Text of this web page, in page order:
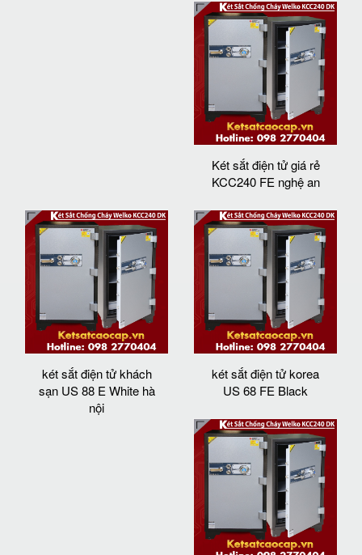
Két sắt điện tử giá rẻ
KCC240 FE nghệ an
két sắt điện tử khách
sạn US 88 E White hà
nội
két sắt điện tử korea
US 68 FE Black